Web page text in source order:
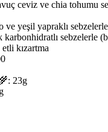
ceviz ve chia tohumu
ve yeşil yapraklı sebzelerle
karbonhidratlı sebzelerle
etli kızartma
23g